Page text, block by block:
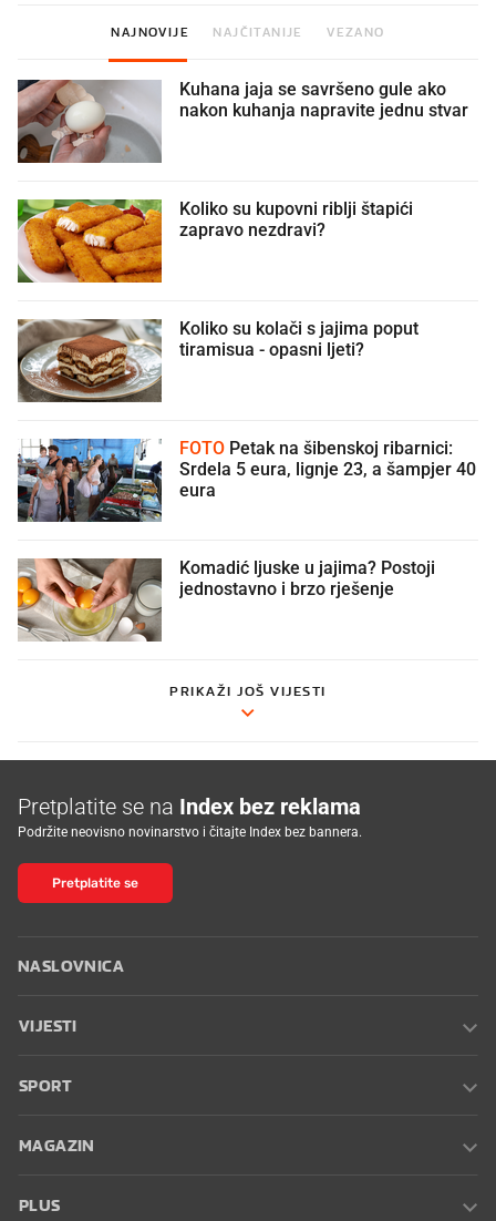
NAJNOVIJE NAJČITANIJE VEZANO
Kuhana jaja se savršeno gule ako
nakon kuhanja napravite jednu stvar
Koliko su kupovni riblji štapići
zapravo nezdravi?
Koliko su kolači s jajima poput
tiramisua - opasni ljeti?
FOTO
Srdela 5 eura, lignje 23, a šampjer 40
eura
Komadić ljuske u jajima? Postoji
jednostavno i brzo rješenje
PRIKAŽI JOŠ VIJESTI
Pretplatite se na Index bez reklama
Podržite neovisno novinarstvo i čitajte Index bez bannera.
Pretplatite se
NASLOVNICA
VIJESTI
SPORT
MAGAZIN
PLUS